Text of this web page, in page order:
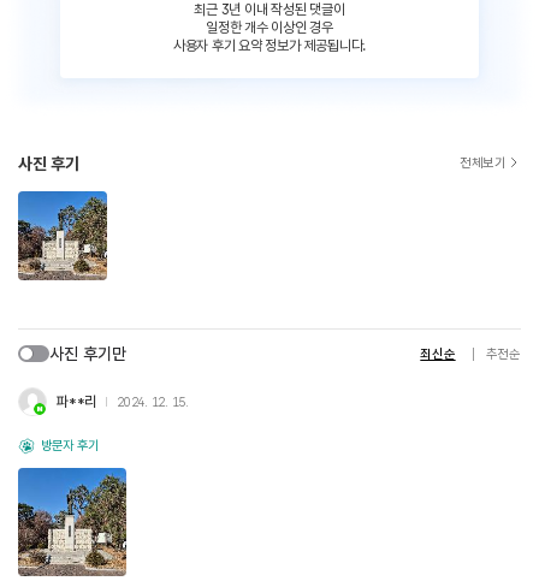
최근 3년 이내 작성된 댓글이
일정한 개수 이상인 경우
사용자 후기 요약 정보가 제공됩니다.
사진 후기 전체보기
사진 후기만 최신순 추천순
파**리 2024. 12. 15.
방문자 후기